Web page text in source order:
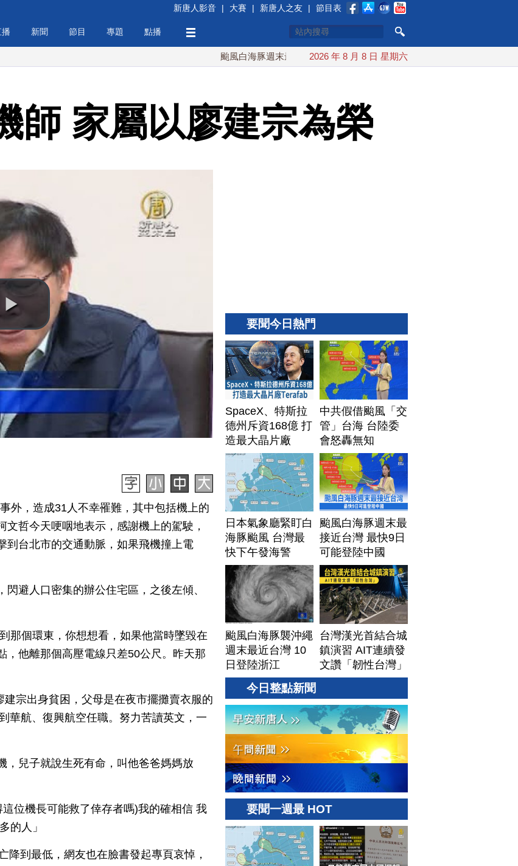
新唐人影音 | 大賽 | 新唐人之友 | 節目表
新聞 節目 專題 點播
颱風白海豚週末最接近台灣 最快9日可能登陸中國 台灣漢光首結合城鎮演習
2026 年 8 月 8 日 星期六
師 家屬以廖建宗為榮
外，造成31人不幸罹難，其中包括機上的
哲今天哽咽地表示，感謝機上的駕駛，
到台北市的交通動脈，如果飛機撞上電
避人口密集的辦公住宅區，之後左傾、
那個環東，你想想看，如果他當時墜毀在
，他離那個高壓電線只差50公尺。昨天那
宗出身貧困，父母是在夜市擺攤賣衣服的
華航、復興航空任職。努力苦讀英文，一
，兒子就說生死有命，叫他爸爸媽媽放
位機長可能救了倖存者嗎)我的確相信 我
的人」
降到最低，網友也在臉書發起專頁哀悼，
要聞今日熱門
SpaceX、特斯拉
德州斥資168億 打
造最大晶片廠
Terafab
中共假借颱風「交
管」台海 台陸委
會怒轟無知
日本氣象廳緊盯白
海豚颱風 台灣最
快下午發海警
颱風白海豚週末最
接近台灣 最快9日
可能登陸中國
颱風白海豚襲沖繩
週末最近台灣 10
日登陸浙江
台灣漢光首結合城
鎮演習 AIT連續發
文讚「韌性台灣」
今日整點新聞
要聞一週最 HOT